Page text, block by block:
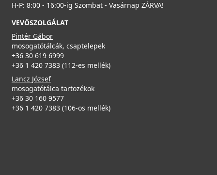
H-P: 8:00 - 16:00-ig Szombat - Vasárnap ZÁRVA!
VEVŐSZOLGÁLAT
Pintér Gábor
mosogatótálcák, csaptelepek
+36 30 619 6999
+36 1 420 7383 (112-es mellék)
Lancz József
mosogatótálca tartozékok
+36 30 160 9577
+36 1 420 7383 (106-os mellék)